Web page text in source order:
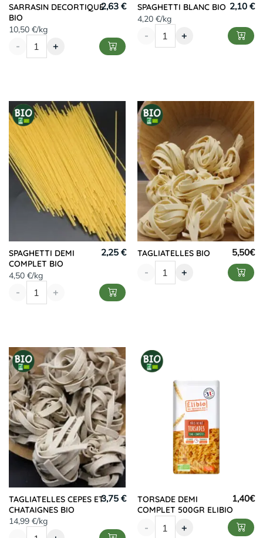
SARRASIN DECORTIQUE
BIO
10,50 €/kg
2,63 €
- +
SPAGHETTI BLANC BIO
4,20 €/kg
2,10 €
- +
SPAGHETTI DEMI
COMPLET BIO
4,50 €/kg
2,25 €
- +
TAGLIATELLES BIO 5,50€
-
+
TAGLIATELLES CEPES ET
CHATAIGNES BIO
14,99 €/kg
3,75 €
TORSADE DEMI
COMPLET 500GR ELIBIO
1,40€
- +